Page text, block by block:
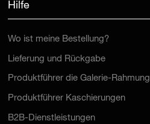
Hilfe
Wo ist meine Bestellung?
Lieferung und Rückgabe
Produktführer die Galerie-Rahmung
Produktführer Kaschierungen
B2B-Dienstleistungen